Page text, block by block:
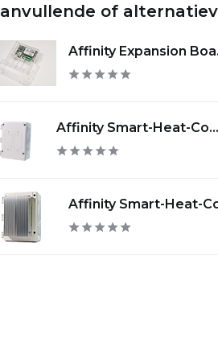
of
Affinity Expansion
Affinity Smart-Heat-Co...
Affinity Smart-Heat-